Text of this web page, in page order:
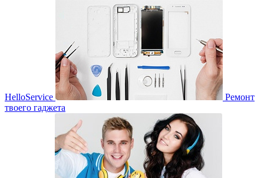
HelloService
Ремонт
твоего гаджета